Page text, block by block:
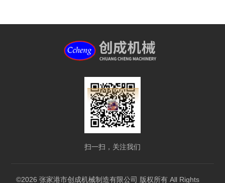
扫一扫，关注我们
©2026 张家港市创成机械制造有限公司 版权所有 All Rights